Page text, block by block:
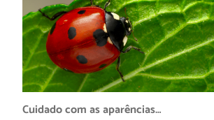
Cuidado com as aparências…